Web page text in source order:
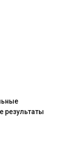
результаты